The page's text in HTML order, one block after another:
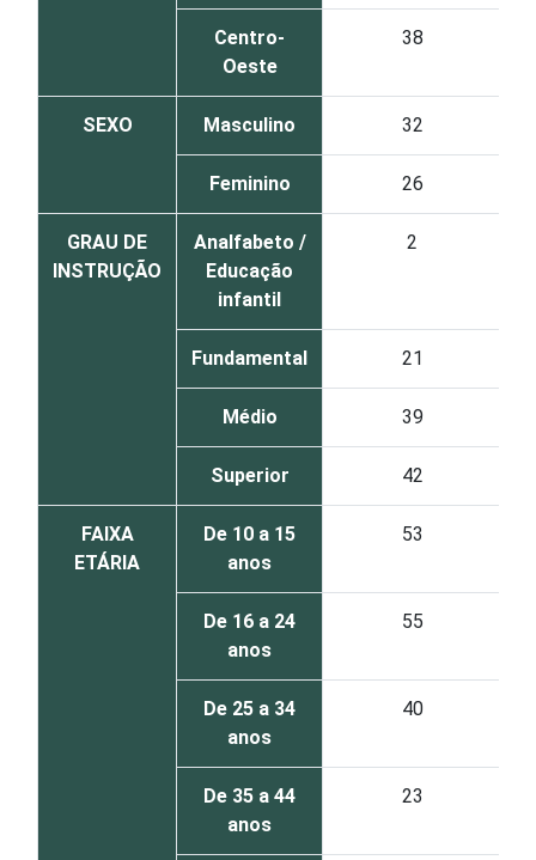
Centro-
Oeste
38
SEXO Masculino 32
Feminino 26
GRAU DE
INSTRUÇÃO
Analfabeto /
Educação
infantil
2
Fundamental 21
Médio 39
Superior 42
FAIXA
ETÁRIA
De 10 a 15
anos
53
De 16 a 24
anos
55
De 25 a 34
anos
40
De 35 a 44
anos
23